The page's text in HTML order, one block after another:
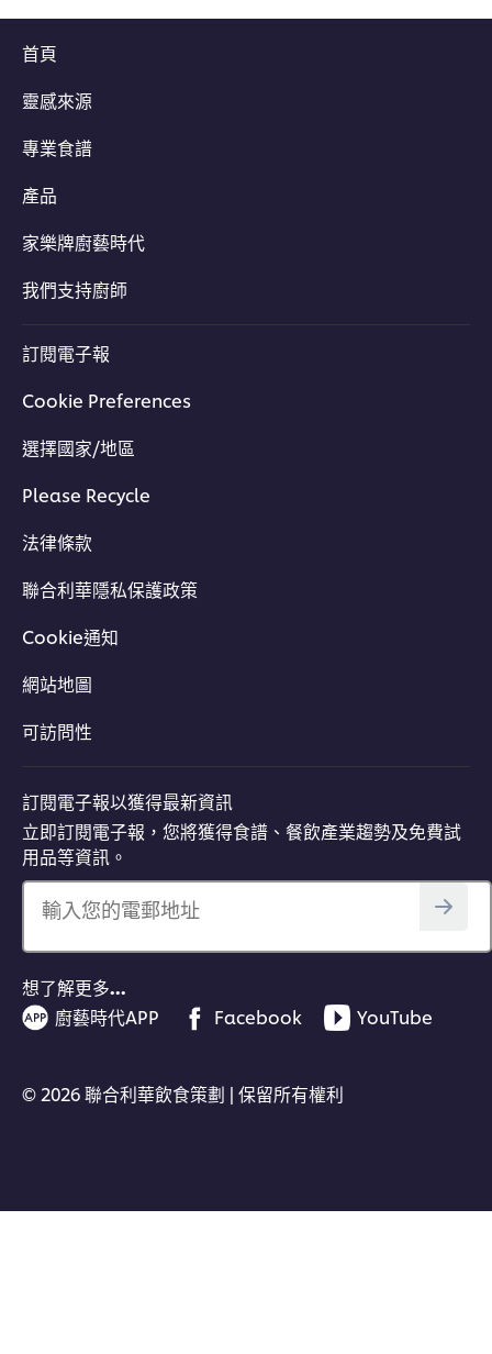
级
级
级
首頁
靈感來源
專業食譜
產品
家樂牌廚藝時代
我們支持廚師
訂閱電子報
Cookie Preferences
選擇國家/地區
Please Recycle
法律條款
聯合利華隱私保護政策
Cookie通知
網站地圖
可訪問性
訂閱電子報以獲得最新資訊
立即訂閱電子報，您將獲得食譜、餐飲產業趨勢及免費試
用品等資訊。
輸入您的電郵地址
想了解更多…
廚藝時代APP
Facebook YouTube
© 2026 聯合利華飲食策劃 | 保留所有權利